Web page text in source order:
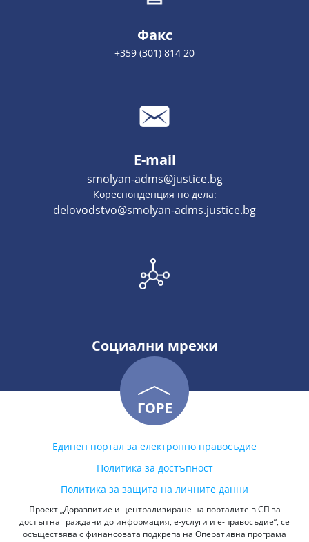
Факс
+359 (301) 814 20
E-mail
smolyan-adms@justice.bg
Кореспонденция по дела:
delovodstvo@smolyan-adms.justice.bg
Социални мрежи
ГОРЕ
Единен портал за електронно правосъдие
Политика за достъпност
Политика за защита на личните данни
Проект „Доразвитие и централизиране на порталите в СП за
достъп на граждани до информация, е-услуги и е-правосъдие“, се
осъществява с финансовата подкрепа на Оперативна програма